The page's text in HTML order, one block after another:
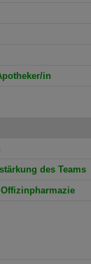
in
des Teams